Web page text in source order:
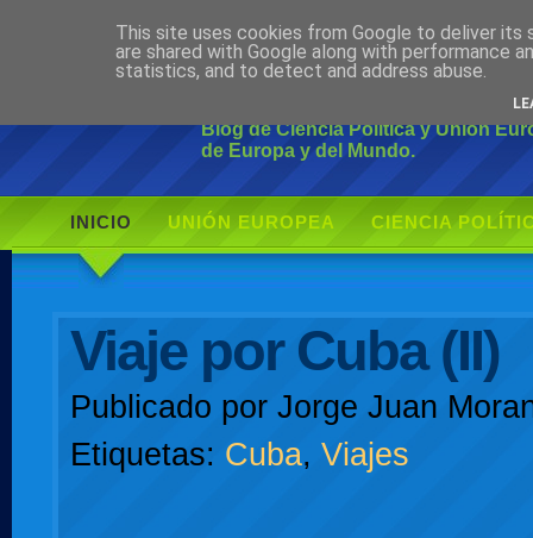
Ciudadano
Blog de Ciencia Política y Unión
de Europa y del Mundo.
INICIO UNIÓN EUROPEA CIENCIA
Viaje por Cuba (II)
Publicado por Jorge Juan
Etiquetas: Cuba, Viajes
This site uses cookies from Google to deliver its
are shared with Google along with performance
statistics, and to detect and address abuse.